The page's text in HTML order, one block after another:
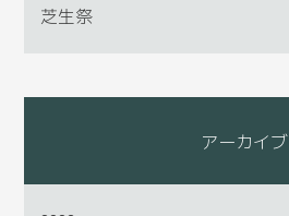
芝生祭
アーカイブ